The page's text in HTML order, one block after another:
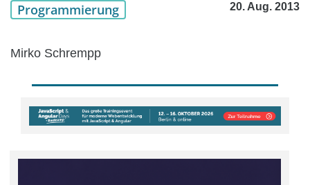
Programmierung 20. Aug. 2013
Mirko Schrempp